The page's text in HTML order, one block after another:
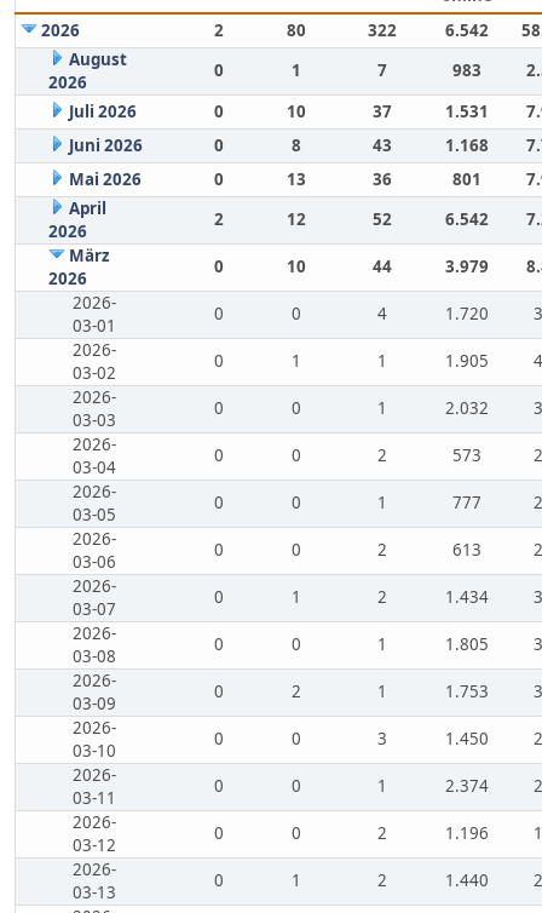
2026
2 80 322 6.542
August
2026
0 1 7 983
Juli 2026
0 10 37 1.531
Juni 2026
0 8 43 1.168
Mai 2026
0 13 36 801
April
2026
2 12 52 6.542
März
2026
0 10 44 3.979
2026-
03-01
0 0 4 1.720
2026-
03-02
0 1 1 1.905
2026-
03-03
0 0 1 2.032
2026-
03-04
0 0 2 573
2026-
03-05
0 0 1 777
2026-
03-06
0 0 2 613
2026-
03-07
0 1 2 1.434
2026-
03-08
0 0 1 1.805
2026-
03-09
0 2 1 1.753
2026-
03-10
0 0 3 1.450
2026-
03-11
0 0 1 2.374
2026-
03-12
0 0 2 1.196
2026-
03-13
0 1 2 1.440